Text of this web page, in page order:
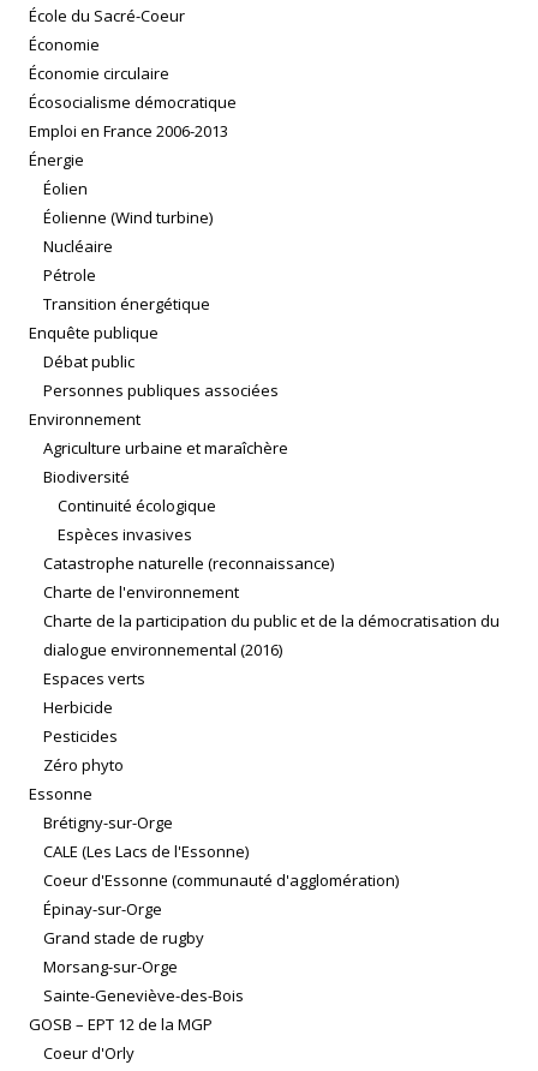
École du Sacré-Coeur
Économie
Économie circulaire
Écosocialisme démocratique
Emploi en France 2006-2013
Énergie
Éolien
Éolienne (Wind turbine)
Nucléaire
Pétrole
Transition énergétique
Enquête publique
Débat public
Personnes publiques associées
Environnement
Agriculture urbaine et maraîchère
Biodiversité
Continuité écologique
Espèces invasives
Catastrophe naturelle (reconnaissance)
Charte de l'environnement
Charte de la participation du public et de la démocratisation du
dialogue environnemental (2016)
Espaces verts
Herbicide
Pesticides
Zéro phyto
Essonne
Brétigny-sur-Orge
CALE (Les Lacs de l'Essonne)
Coeur d'Essonne (communauté d'agglomération)
Épinay-sur-Orge
Grand stade de rugby
Morsang-sur-Orge
Sainte-Geneviève-des-Bois
GOSB – EPT 12 de la MGP
Coeur d'Orly